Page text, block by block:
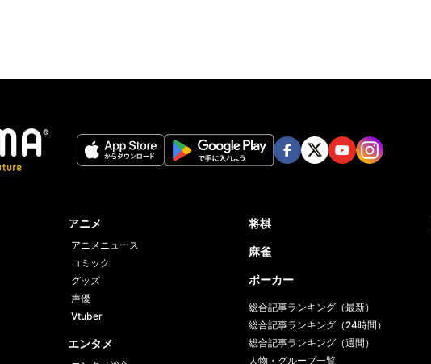
アニメ
アニメニュース
コミック
グッズ
声優
Vtuber
エンタメ
将棋
麻雀
ポーカー
総合記事ランキング（最新）
総合記事ランキング（24時間）
総合記事ランキング（週間）
人物・グループ一覧